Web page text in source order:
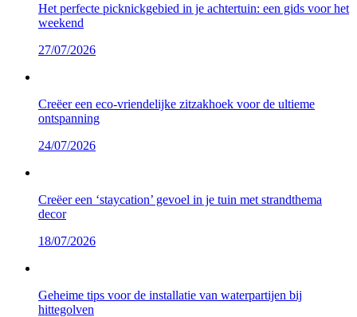
Het perfecte picknickgebied in je achtertuin: een gids voor het
weekend
27/07/2026
Creëer een eco-vriendelijke zitzakhoek voor de ultieme
ontspanning
24/07/2026
Creëer een ‘staycation’ gevoel in je tuin met strandthema
decor
18/07/2026
Geheime tips voor de installatie van waterpartijen bij
hittegolven